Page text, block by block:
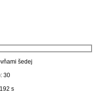
šedej
30
s